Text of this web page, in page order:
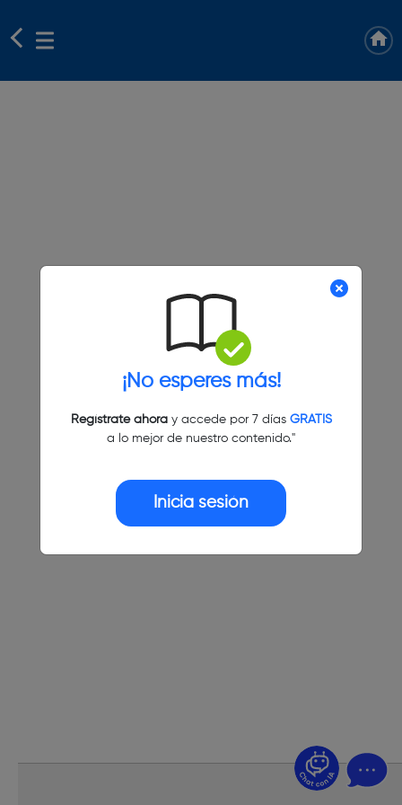
¡No esperes más!
Regístrate ahoray accede por 7 días GRATIS
a lo mejor de nuestro contenido."
Inicia sesión